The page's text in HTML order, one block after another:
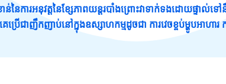
នៃការអនុវត្តនៃខ្សែភាពយន្តរបាំងព្រោះវាទាក់ទងដោយផ្ទាល់ទ
រើជាញឹកញាប់នៅក្នុងឧស្សាហកម្មដូចជា ការវេចខ្ចប់ម្ហូបអាហា